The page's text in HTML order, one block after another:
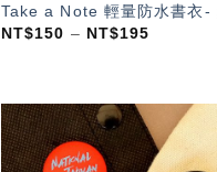
Take a Note 輕量防水書衣-
NT$150 – NT$195